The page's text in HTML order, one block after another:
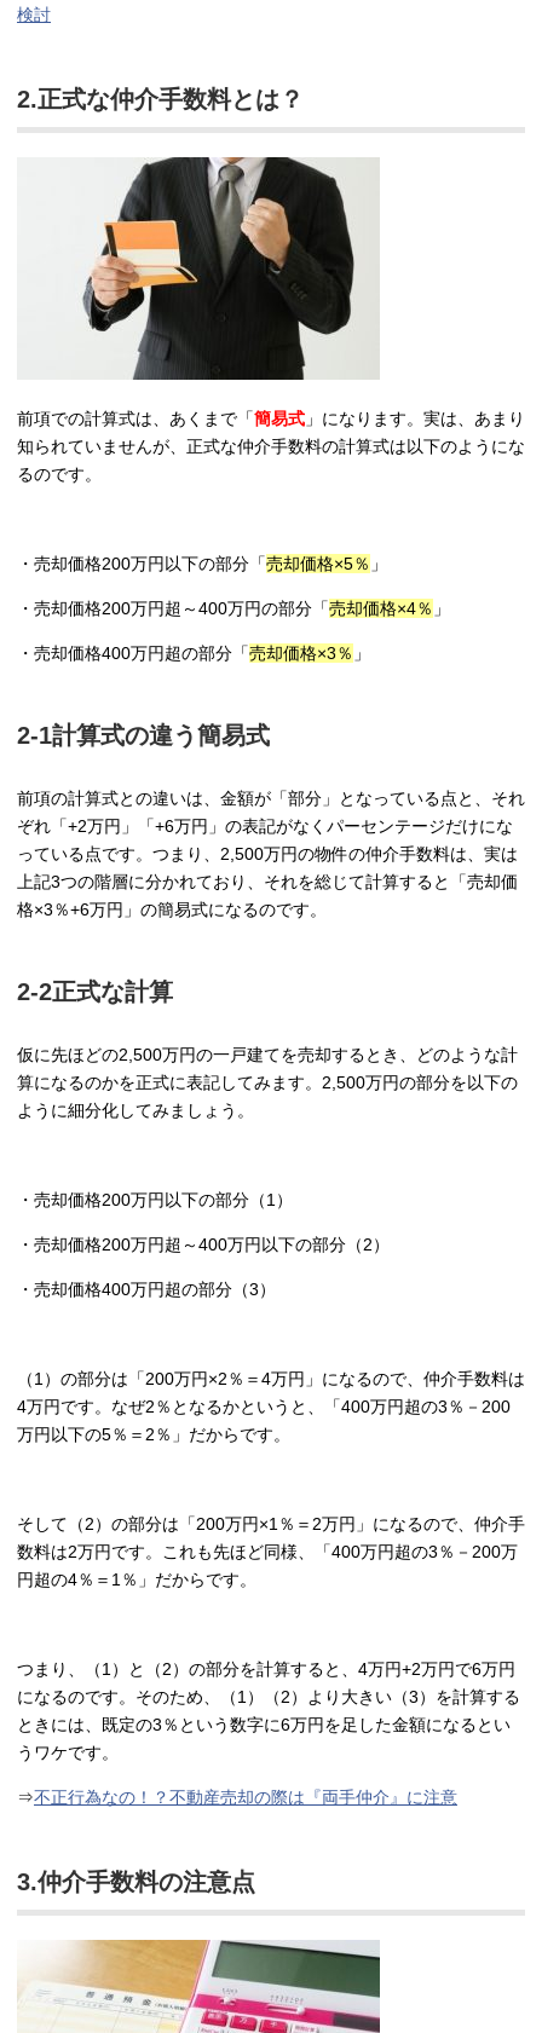
検討
2.正式な仲介手数料とは？
前項での計算式は、あくまで「簡易式 」になります。実は、あまり
知られていませんが、正式な仲介手数料の計算式は以下のようにな
るのです。
・売却価格200万円以下の部分「売却価格×5％ 」
・売却価格200万円超～400万円の部分「売却価格×4％ 」
・売却価格400万円超の部分「売却価格×3％ 」
2-1計算式の違う簡易式
前項の計算式との違いは、金額が「部分」となっている点と、それ
ぞれ「+2万円」「+6万円」の表記がなくパーセンテージだけにな
っている点です。つまり、2,500万円の物件の仲介手数料は、実は
上記3つの階層に分かれており、それを総じて計算すると「売却価
格×3％+6万円」の簡易式になるのです。
2-2正式な計算
仮に先ほどの2,500万円の一戸建てを売却するとき、どのような計
算になるのかを正式に表記してみます。2,500万円の部分を以下の
ように細分化してみましょう。
・売却価格200万円以下の部分（1）
・売却価格200万円超～400万円以下の部分（2）
・売却価格400万円超の部分（3）
（1）の部分は「200万円×2％＝4万円」になるので、仲介手数料は
4万円です。なぜ2％となるかというと、「400万円超の3％－200
万円以下の5％＝2％」だからです。
そして（2）の部分は「200万円×1％＝2万円」になるので、仲介手
数料は2万円です。これも先ほど同様、「400万円超の3％－200万
円超の4％＝1％」だからです。
つまり、（1）と（2）の部分を計算すると、4万円+2万円で6万円
になるのです。そのため、（1）（2）より大きい（3）を計算する
ときには、既定の3％という数字に6万円を足した金額になるとい
うワケです。
⇒不正行為なの！？不動産売却の際は『両手仲介』に注意
3.仲介手数料の注意点